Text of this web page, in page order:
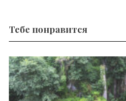
Тебе понравится